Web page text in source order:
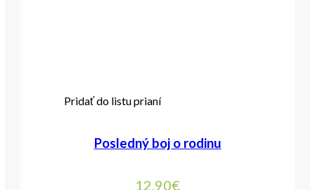
Pridať do listu prianí
Posledný boj o rodinu
12,90€